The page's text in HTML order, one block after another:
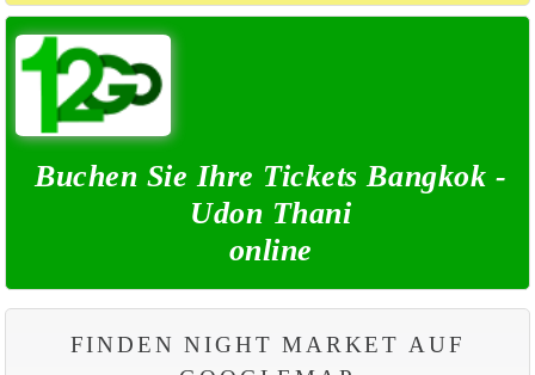
Buchen Sie Ihre Tickets Bangkok -
Udon Thani
online
FINDEN NIGHT MARKET AUF